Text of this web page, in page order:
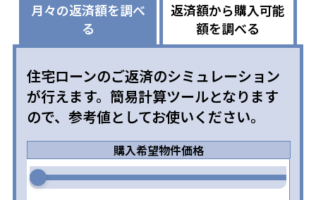
月々の返済額を調べ
る
返済額から購入可能
額を調べる
住宅ローンのご返済のシミュレーション
が行えます。簡易計算ツールとなります
ので、参考値としてお使いください。
購入希望物件価格